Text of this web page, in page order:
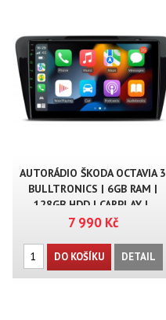
AUTORÁDIO ŠKODA OCTAVIA 3
BULLTRONICS | 6GB RAM |
128GB HDD | CARPLAY |..
7 990 Kč
DO KOŠÍKU DETAIL